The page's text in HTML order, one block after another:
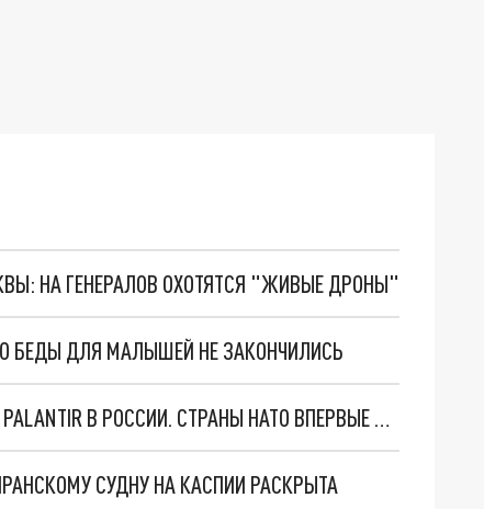
НА ГЕНЕРАЛОВ ОХОТЯТСЯ "ЖИВЫЕ ДРОНЫ"
БЕДЫ ДЛЯ МАЛЫШЕЙ НЕ ЗАКОНЧИЛИСЬ
"ОЧЕНЬ ПЛОХИЕ НОВОСТИ": БОЛЬШАЯ ОШИБКА PALANTIR В РОССИИ. СТРАНЫ НАТО ВПЕРВЫЕ ЗА СВО ОСТАНОВИЛИ ПОСТАВКИ ОРУЖИЯ. ВСУ ТЕРЯЮТ ПРИГРАНИЧЬЕ?
СУДНУ НА КАСПИИ РАСКРЫТА